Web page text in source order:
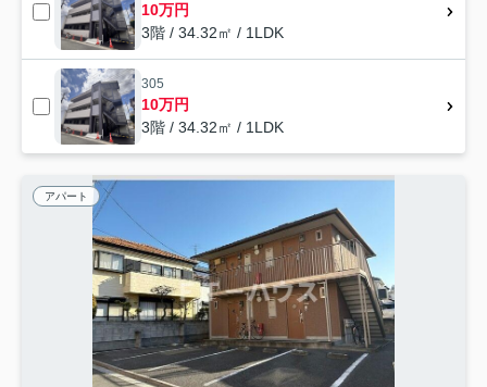
10万円
3階 / 34.32㎡ / 1LDK
305
10万円
3階 / 34.32㎡ / 1LDK
アパート